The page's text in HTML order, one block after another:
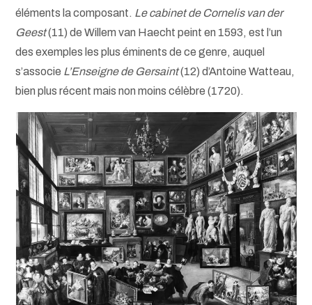
éléments la composant. Le cabinet de Cornelis van der
Geest(11) de Willem van Haecht peint en 1593, est l’un
des exemples les plus éminents de ce genre, auquel
s’associe L’Enseigne de Gersaint(12) d’Antoine Watteau,
bien plus récent mais non moins célèbre (1720).